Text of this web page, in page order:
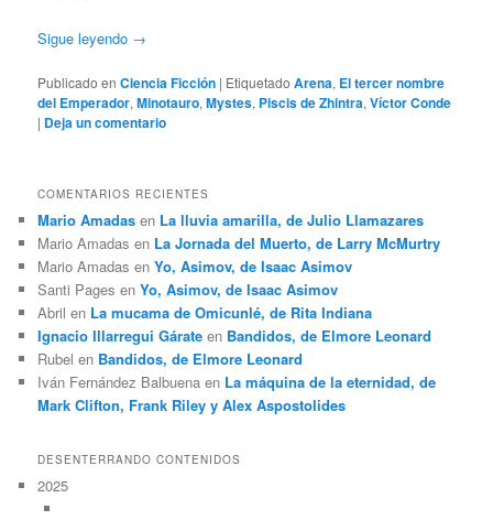
Sigue leyendo →
Publicado en Ciencia Ficción | Etiquetado Arena, El tercer nombre
del Emperador,Minotauro,Mystes, Piscis de Zhintra,Víctor Conde
| Deja un comentario
COMENTARIOS RECIENTES
Mario Amadas en La lluvia amarilla, de Julio Llamazares
Mario Amadas en La Jornada del Muerto, de Larry McMurtry
Mario Amadas enYo, Asimov, de Isaac Asimov
Santi Pages enYo, Asimov, de Isaac Asimov
Abril en La mucama de Omicunlé, de Rita Indiana
Ignacio Illarregui Gárate en Bandidos, de Elmore Leonard
Rubel en Bandidos, de Elmore Leonard
Iván Fernández Balbuena en La máquina de la eternidad, de
Mark Clifton, Frank Riley y Alex Aspostolides
DESENTERRANDO CONTENIDOS
2025